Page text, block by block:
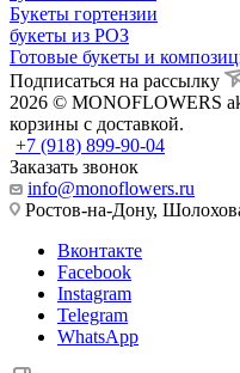
Букеты гортензии
букеты из РОЗ
Готовые букеты и
Подписаться на рассылку
2026 © MONOFLOWERS
корзины с доставкой.
+7 (918) 899-90-04
Заказать звонок
info@monoflowers.ru
Ростов-на-Дону,
Вконтакте
Facebook
Instagram
Telegram
WhatsApp